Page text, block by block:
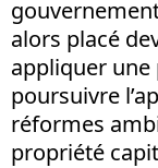
alors placé
appliquer une
poursuivre
réformes
propriété